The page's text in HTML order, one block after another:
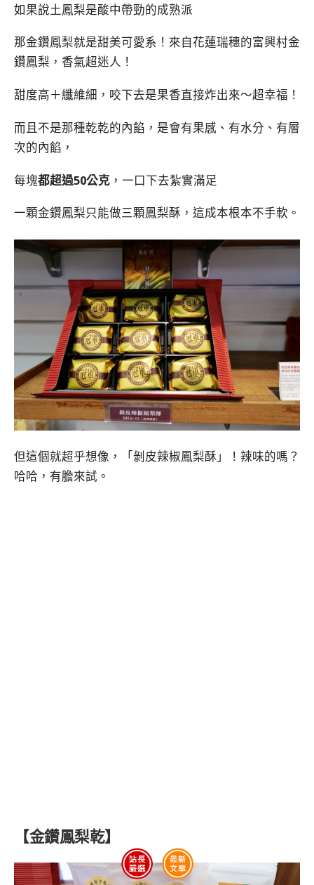
如果說土鳳梨是酸中帶勁的成熟派
那金鑽鳳梨就是甜美可愛系！來自花蓮瑞穗的富興村金
鑽鳳梨，香氣超迷人！
甜度高＋纖維細，咬下去是果香直接炸出來～超幸福！
而且不是那種乾乾的內餡，是會有果感、有水分、有層
次的內餡，
每塊都超過50公克 ，一口下去紮實滿足
一顆金鑽鳳梨只能做三顆鳳梨酥，這成本根本不手軟。
但這個就超乎想像，「剝皮辣椒鳳梨酥」！辣味的嗎？
哈哈，有膽來試。
【金鑽鳳梨乾】